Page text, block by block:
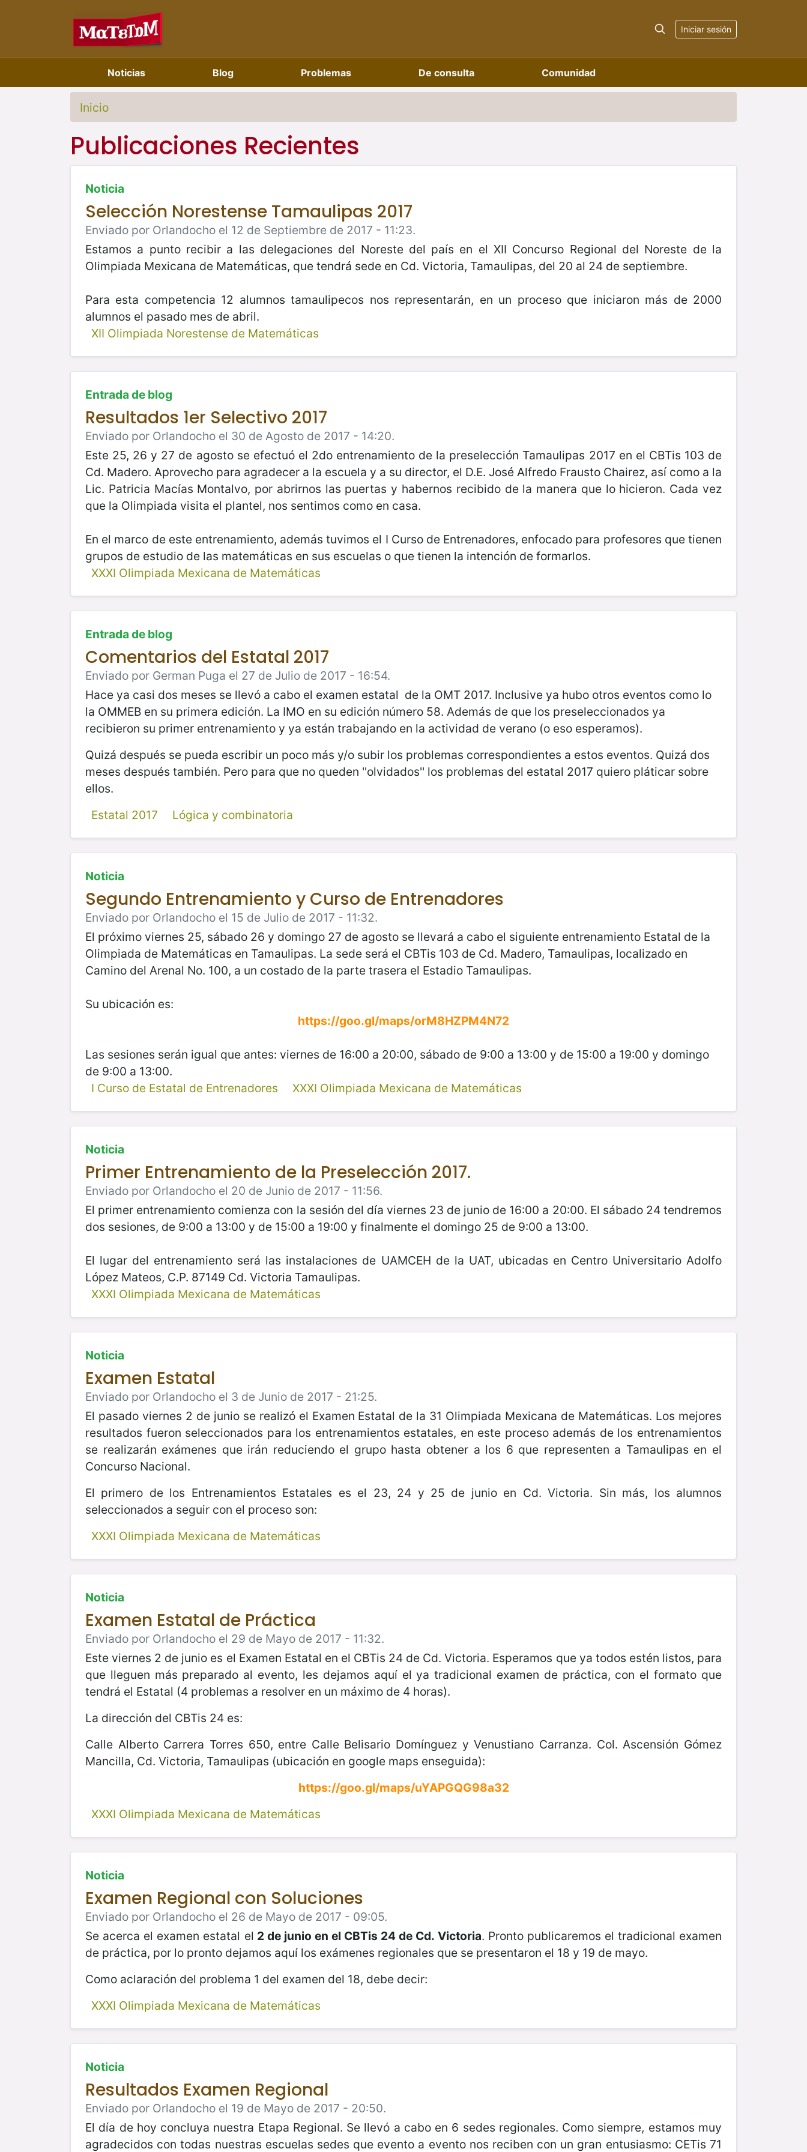
Iniciar sesión
Noticias Blog Problemas De consulta Comunidad
Inicio
Publicaciones Recientes
Noticia
Selección Norestense Tamaulipas 2017
Enviado por Orlandocho el 12 de Septiembre de 2017 - 11:23.
Estamos a punto recibir a las delegaciones del Noreste del país en el XII Concurso Regional del Noreste de la
Olimpiada Mexicana de Matemáticas, que tendrá sede en Cd. Victoria, Tamaulipas, del 20 al 24 de septiembre.
Para esta competencia 12 alumnos tamaulipecos nos representarán, en un proceso que iniciaron más de 2000
alumnos el pasado mes de abril.
XII Olimpiada Norestense de Matemáticas
Entrada de blog
Resultados 1er Selectivo 2017
Enviado por Orlandocho el 30 de Agosto de 2017 - 14:20.
Este 25, 26 y 27 de agosto se efectuó el 2do entrenamiento de la preselección Tamaulipas 2017 en el CBTis 103 de
Cd. Madero. Aprovecho para agradecer a la escuela y a su director, el D.E. José Alfredo Frausto Chairez, así como a la
Lic. Patricia Macías Montalvo, por abrirnos las puertas y habernos recibido de la manera que lo hicieron. Cada vez
que la Olimpiada visita el plantel, nos sentimos como en casa.
En el marco de este entrenamiento, además tuvimos el I Curso de Entrenadores, enfocado para profesores que tienen
grupos de estudio de las matemáticas en sus escuelas o que tienen la intención de formarlos.
XXXI Olimpiada Mexicana de Matemáticas
Entrada de blog
Comentarios del Estatal 2017
Enviado por German Puga el 27 de Julio de 2017 - 16:54.
Hace ya casi dos meses se llevó a cabo el examen estatal de la OMT 2017. Inclusive ya hubo otros eventos como lo
la OMMEB en su primera edición. La IMO en su edición número 58. Además de que los preseleccionados ya
recibieron su primer entrenamiento y ya están trabajando en la actividad de verano (o eso esperamos).
Quizá después se pueda escribir un poco más y/o subir los problemas correspondientes a estos eventos. Quizá dos
meses después también. Pero para que no queden ''olvidados'' los problemas del estatal 2017 quiero pláticar sobre
ellos.
Estatal 2017
Lógica y combinatoria
Noticia
Segundo Entrenamiento y Curso de Entrenadores
Enviado por Orlandocho el 15 de Julio de 2017 - 11:32.
El próximo viernes 25, sábado 26 y domingo 27 de agosto se llevará a cabo el siguiente entrenamiento Estatal de la
Olimpiada de Matemáticas en Tamaulipas. La sede será el CBTis 103 de Cd. Madero, Tamaulipas, localizado en
Camino del Arenal No. 100, a un costado de la parte trasera el Estadio Tamaulipas.
Su ubicación es:
https://goo.gl/maps/orM8HZPM4N72
Las sesiones serán igual que antes: viernes de 16:00 a 20:00, sábado de 9:00 a 13:00 y de 15:00 a 19:00 y domingo
de 9:00 a 13:00.
I Curso de Estatal de Entrenadores
XXXI Olimpiada Mexicana de Matemáticas
Noticia
Primer Entrenamiento de la Preselección 2017.
Enviado por Orlandocho el 20 de Junio de 2017 - 11:56.
El primer entrenamiento comienza con la sesión del día viernes 23 de junio de 16:00 a 20:00. El sábado 24 tendremos
dos sesiones, de 9:00 a 13:00 y de 15:00 a 19:00 y finalmente el domingo 25 de 9:00 a 13:00.
El lugar del entrenamiento será las instalaciones de UAMCEH de la UAT, ubicadas en Centro Universitario Adolfo
López Mateos, C.P. 87149 Cd. Victoria Tamaulipas.
XXXI Olimpiada Mexicana de Matemáticas
Noticia
Examen Estatal
Enviado por Orlandocho el 3 de Junio de 2017 - 21:25.
El pasado viernes 2 de junio se realizó el Examen Estatal de la 31 Olimpiada Mexicana de Matemáticas. Los mejores
resultados fueron seleccionados para los entrenamientos estatales, en este proceso además de los entrenamientos
se realizarán exámenes que irán reduciendo el grupo hasta obtener a los 6 que representen a Tamaulipas en el
Concurso Nacional.
El primero de los Entrenamientos Estatales es el 23, 24 y 25 de junio en Cd. Victoria. Sin más, los alumnos
seleccionados a seguir con el proceso son:
XXXI Olimpiada Mexicana de Matemáticas
Noticia
Examen Estatal de Práctica
Enviado por Orlandocho el 29 de Mayo de 2017 - 11:32.
Este viernes 2 de junio es el Examen Estatal en el CBTis 24 de Cd. Victoria. Esperamos que ya todos estén listos, para
que lleguen más preparado al evento, les dejamos aquí el ya tradicional examen de práctica, con el formato que
tendrá el Estatal (4 problemas a resolver en un máximo de 4 horas).
La dirección del CBTis 24 es:
Calle Alberto Carrera Torres 650, entre Calle Belisario Domínguez y Venustiano Carranza. Col. Ascensión Gómez
Mancilla, Cd. Victoria, Tamaulipas (ubicación en google maps enseguida):
https://goo.gl/maps/uYAPGQG98a32
XXXI Olimpiada Mexicana de Matemáticas
Noticia
Examen Regional con Soluciones
Enviado por Orlandocho el 26 de Mayo de 2017 - 09:05.
Se acerca el examen estatal el 2 de junio en el CBTis 24 de Cd. Victoria. Pronto publicaremos el tradicional examen
de práctica, por lo pronto dejamos aquí los exámenes regionales que se presentaron el 18 y 19 de mayo.
Como aclaración del problema 1 del examen del 18, debe decir:
XXXI Olimpiada Mexicana de Matemáticas
Noticia
Resultados Examen Regional
Enviado por Orlandocho el 19 de Mayo de 2017 - 20:50.
El día de hoy concluya nuestra Etapa Regional. Se llevó a cabo en 6 sedes regionales. Como siempre, estamos muy
agradecidos con todas nuestras escuelas sedes que evento a evento nos reciben con un gran entusiasmo: CETis 71